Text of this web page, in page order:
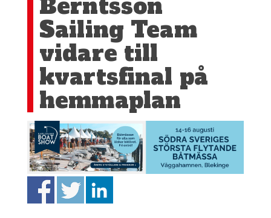
Berntsson
Sailing Team
vidare till
kvartsfinal på
hemmaplan